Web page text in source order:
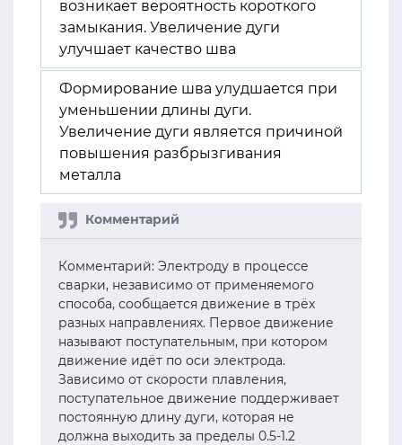
возникает вероятность короткого
замыкания. Увеличение дуги
улучшает качество шва
Формирование шва улудшается при
уменьшении длины дуги.
Увеличение дуги является причиной
повышения разбрызгивания
металла
Комментарий: Электроду в процессе
сварки, независимо от применяемого
способа, сообщается движение в трёх
разных направлениях. Первое движение
называют поступательным, при котором
движение идёт по оси электрода.
Зависимо от скорости плавления,
поступательное движение поддерживает
постоянную длину дуги, которая не
должна выходить за пределы 0.5-1.2